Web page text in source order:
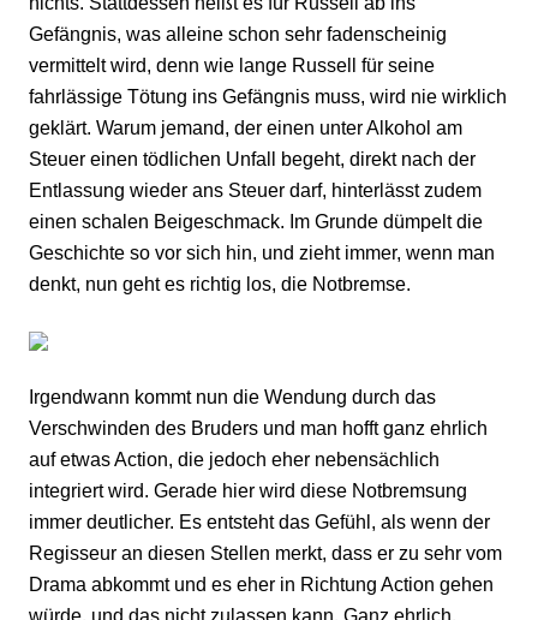
Gefängnis, was alleine schon sehr fadenscheinig
vermittelt wird, denn wie lange Russell für seine
fahrlässige Tötung ins Gefängnis muss, wird nie wirklich
geklärt. Warum jemand, der einen unter Alkohol am
Steuer einen tödlichen Unfall begeht, direkt nach der
Entlassung wieder ans Steuer darf, hinterlässt zudem
einen schalen Beigeschmack. Im Grunde dümpelt die
Geschichte so vor sich hin, und zieht immer, wenn man
denkt, nun geht es richtig los, die Notbremse.
Irgendwann kommt nun die Wendung durch das
Verschwinden des Bruders und man hofft ganz ehrlich
auf etwas Action, die jedoch eher nebensächlich
integriert wird. Gerade hier wird diese Notbremsung
immer deutlicher. Es entsteht das Gefühl, als wenn der
Regisseur an diesen Stellen merkt, dass er zu sehr vom
Drama abkommt und es eher in Richtung Action gehen
würde, und das nicht zulassen kann. Ganz ehrlich,